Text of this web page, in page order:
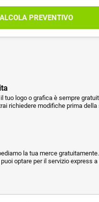
PREVENTIVO
tuo logo o grafica è sempre
richiedere modifiche prima della
la tua merce
optare per il servizio express a